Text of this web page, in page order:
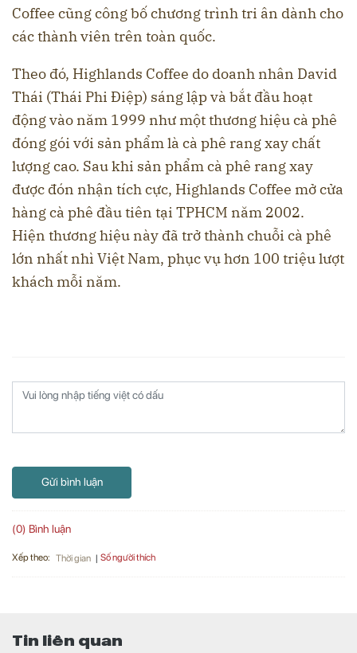
Coffee cũng công bố chương trình tri ân dành cho
các thành viên trên toàn quốc.
Theo đó, Highlands Coffee do doanh nhân David
Thái (Thái Phi Điệp) sáng lập và bắt đầu hoạt
động vào năm 1999 như một thương hiệu cà phê
đóng gói với sản phẩm là cà phê rang xay chất
lượng cao. Sau khi sản phẩm cà phê rang xay
được đón nhận tích cực, Highlands Coffee mở cửa
hàng cà phê đầu tiên tại TPHCM năm 2002.
Hiện thương hiệu này đã trở thành chuỗi cà phê
lớn nhất nhì Việt Nam, phục vụ hơn 100 triệu lượt
khách mỗi năm.
Gửi bình luận
(0) Bình luận
Xếp theo: Thời gian Số người thích
Tin liên quan